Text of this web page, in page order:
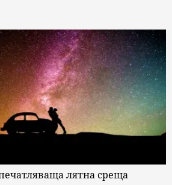
лятна среща